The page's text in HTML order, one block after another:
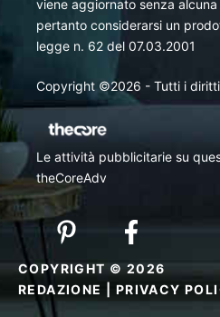
viene aggiornato senza
pertanto considerarsi un
legge n. 62 del 07.03.2001
Copyright ©2026 - Tutti i
Le attività pubblicitarie su
theCoreAdv
COPYRIGHT © 2026
REDAZIONE
PRIVACY